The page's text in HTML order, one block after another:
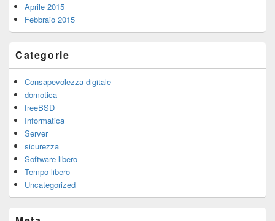
Aprile 2015
Febbraio 2015
Categorie
Consapevolezza digitale
domotica
freeBSD
Informatica
Server
sicurezza
Software libero
Tempo libero
Uncategorized